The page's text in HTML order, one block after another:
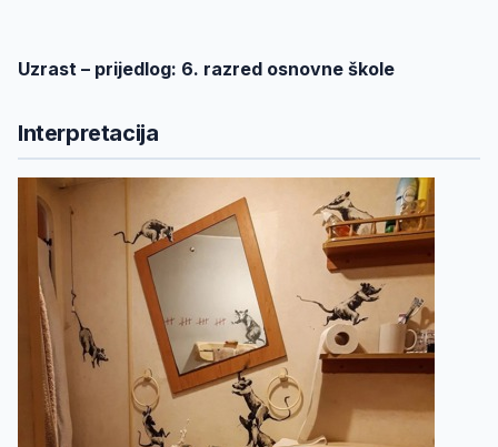
Uzrast – prijedlog: 6. razred osnovne škole
Interpretacija